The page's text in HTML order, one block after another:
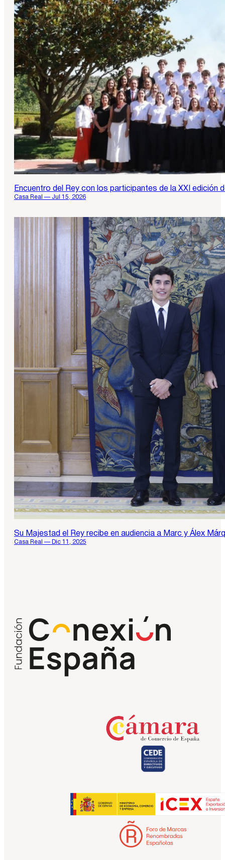
Encuentro del Rey con los participantes de la XXI edición
Casa Real — Jul 15, 2026
Su Majestad el Rey recibe en audiencia a Marc y Álex
Casa Real — Dic 11, 2025